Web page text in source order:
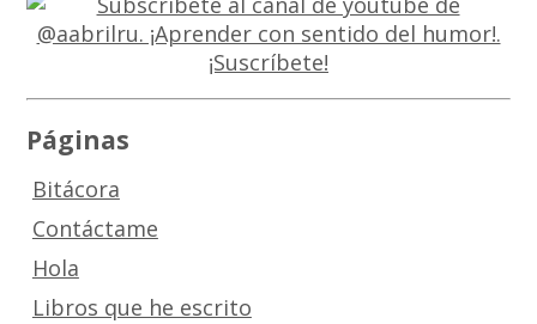
Páginas
Bitácora
Contáctame
Hola
Libros que he escrito